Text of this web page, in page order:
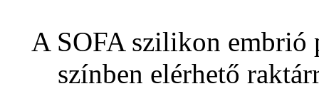
A SOFA szilikon embrió
színben elérhető